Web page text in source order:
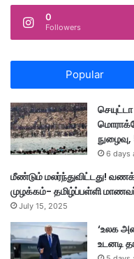
0
Followers
Popular
நுழைவு,
6 days
மீண்டும் மலர்ந்துவிட்டது!
முழக்கம்- தமிழ்ப்பள்ளி
July 15, 2025
‘உலக
உடனடி